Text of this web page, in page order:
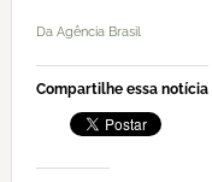
Da Agência Brasil
Compartilhe essa notícia